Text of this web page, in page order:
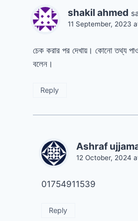
shakil ahmed
11 September, 2023
চেক করার পর দেখায়। কোনো তথ্য
বলেন।
Reply
Ashraf
12 October, 2024
01754911539
Reply